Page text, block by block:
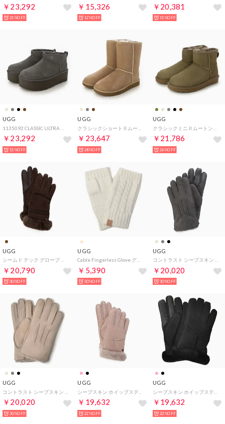
￥23,292
21%OFF
￥15,326
12%OFF
￥20,381
11%OFF
UGG
￥23,292
15%OFF
UGG
￥23,647
28%OFF
UGG
￥21,786
26%OFF
UGG
￥20,790
30%OFF
UGG
￥5,390
30%OFF
UGG
￥20,020
30%OFF
UGG
￥20,020
30%OFF
UGG
￥19,632
22%OFF
UGG
￥19,632
22%OFF